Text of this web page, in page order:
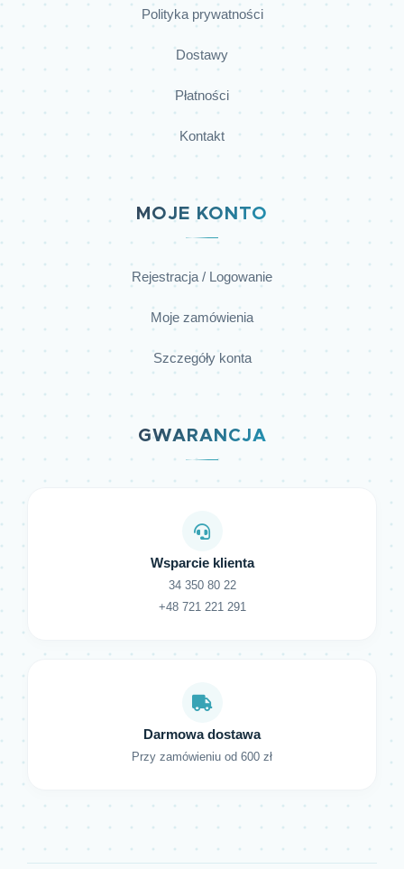
Polityka prywatności
Dostawy
Płatności
Kontakt
MOJE KONTO
Rejestracja / Logowanie
Moje zamówienia
Szczegóły konta
GWARANCJA
Wsparcie klienta
34 350 80 22
+48 721 221 291
Darmowa dostawa
Przy zamówieniu od 600 zł